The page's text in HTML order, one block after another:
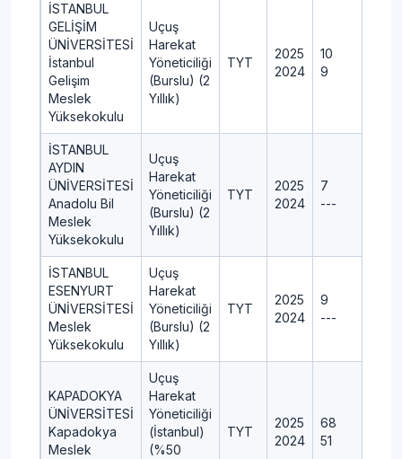
İSTANBUL
GELİŞİM
ÜNİVERSİTESİ
İstanbul
Gelişim
Meslek
Yüksekokulu
Uçuş
Harekat
Yöneticiliği
(Burslu) (2
Yıllık)
TYT
2025
2024
10
9
İSTANBUL
AYDIN
ÜNİVERSİTESİ
Anadolu Bil
Meslek
Yüksekokulu
Uçuş
Harekat
Yöneticiliği
(Burslu) (2
Yıllık)
TYT
2025
2024
7
---
İSTANBUL
ESENYURT
ÜNİVERSİTESİ
Meslek
Yüksekokulu
Uçuş
Harekat
Yöneticiliği
(Burslu) (2
Yıllık)
TYT
2025
2024
9
---
KAPADOKYA
ÜNİVERSİTESİ
Kapadokya
Meslek
Uçuş
Harekat
Yöneticiliği
(İstanbul)
(%50
TYT
2025
2024
68
51